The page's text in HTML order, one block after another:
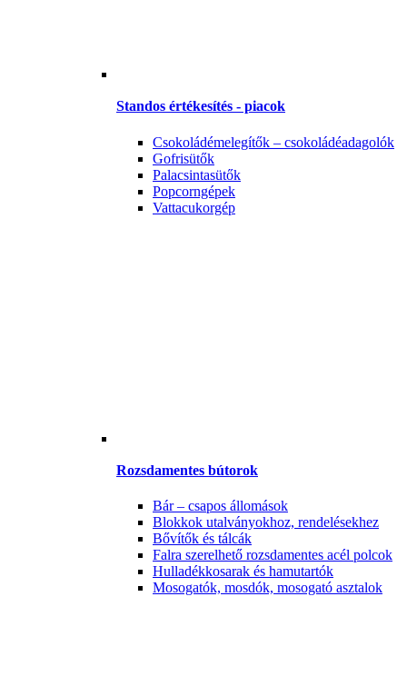
Standos értékesítés - piacok
Csokoládémelegítők – csokoládéadagolók
Gofrisütők
Palacsintasütők
Popcorngépek
Vattacukorgép
Rozsdamentes bútorok
Bár – csapos állomások
Blokkok utalványokhoz, rendelésekhez
Bővítők és tálcák
Falra szerelhető rozsdamentes acél polcok
Hulladékkosarak és hamutartók
Mosogatók, mosdók, mosogató asztalok